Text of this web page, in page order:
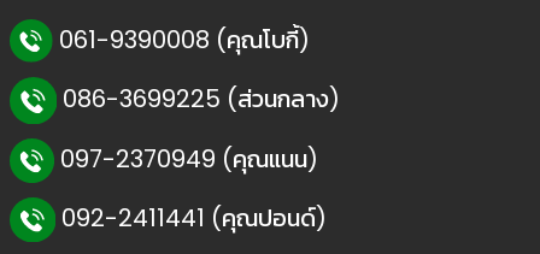
061-9390008 (คุณโบกี้)
086-3699225 (ส่วนกลาง)
097-2370949 (คุณแนน)
092-2411441 (คุณปอนด์)